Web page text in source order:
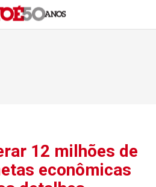
12 milhões de
econômicas